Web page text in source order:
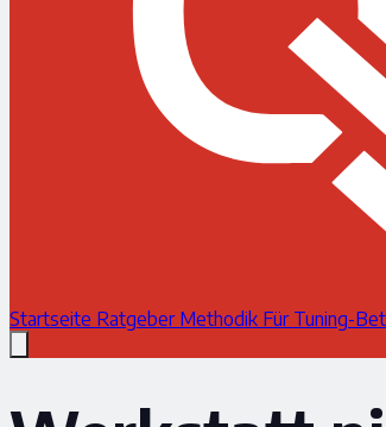
Startseite Ratgeber Methodik Für Tuning-